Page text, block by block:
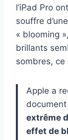
l’iPad Pro
souffre
« blooming
brillants
sombres,
Apple a
document
extrême
effet de